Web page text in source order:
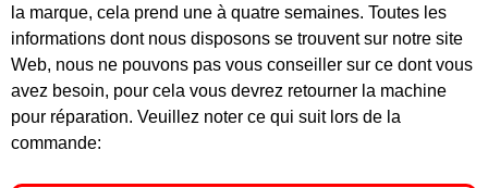
la marque, cela prend une à quatre semaines. Toutes les
informations dont nous disposons se trouvent sur notre site
Web, nous ne pouvons pas vous conseiller sur ce dont vous
avez besoin, pour cela vous devrez retourner la machine
pour réparation. Veuillez noter ce qui suit lors de la
commande: